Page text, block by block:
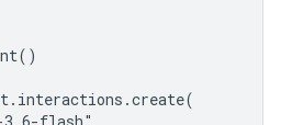
()
. interactions .create(